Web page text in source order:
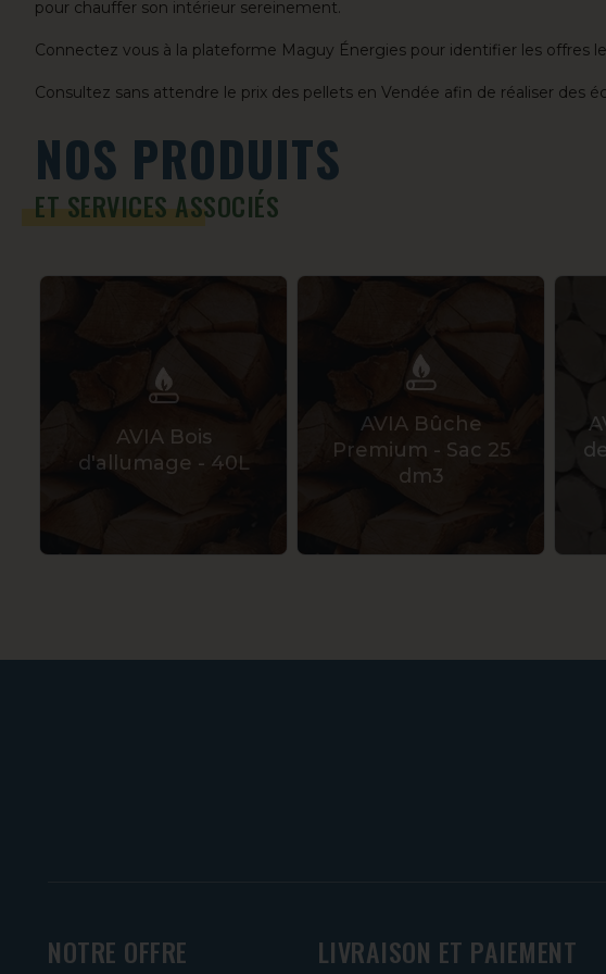
pour chauffer son intérieur sereinement.
Connectez vous à la plateforme Maguy Énergies pour identifier les offres
Consultez sans attendre le prix des pellets en Vendée afin de réaliser des
NOS PRODUITS
ET SERVICES ASSOCIÉS
AVIA Bois
d'allumage - 40L
AVIA Bûche
Premium - Sac 25
dm3
NOTRE OFFRE LIVRAISON ET PAIEMENT